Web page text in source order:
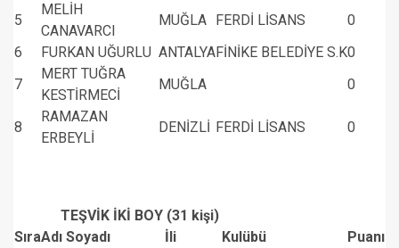
5
MELİH
CANAVARCI
MUĞLA FERDİ LİSANS
0
6
FURKAN UĞURLU ANTALYAFİNİKE BELEDİYE S.K0
7
MERT TUĞRA
KESTİRMECİ
MUĞLA 0
8
RAMAZAN
ERBEYLİ
DENİZLİ FERDİ LİSANS 0
TEŞVİK İKİ BOY (31 kişi)
SıraAdı Soyadı İli Kulübü
Puanı